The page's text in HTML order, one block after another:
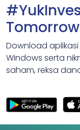
Tomorrow
Download aplikasi
Windows serta
saham, reksa